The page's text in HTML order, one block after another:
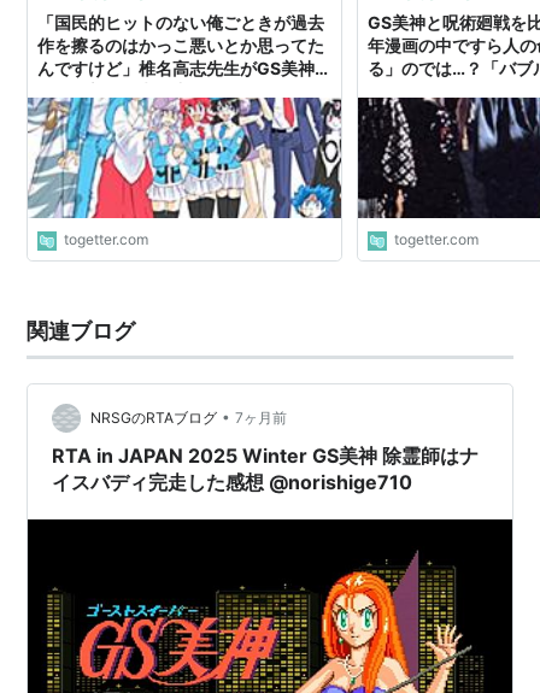
アニメーション制作：東映動画
製作：ABC(朝日放送)・ASATSU・東映
スーパービックリマン→GS美神→ママレード・ボーイ
GS美神 マンガ) 【ごーすとすいーぱーみかみ】
→GS美神極楽大作戦！！
「国民的ヒットのない俺ごときが過去
作を擦るのはかっこ悪いとか思ってた
んですけど」椎名高志先生がGS美神を
ヒットがないだと？」
togetter.com
GS美神と呪術廻戦を
年漫画の中ですら人
る」のでは…？「バブ
togetter.com
関連ブログ
NRSGのRTAブログ • 7ヶ月前
RTA in JAPAN 2025 Winter GS美神 除霊師はナ
イスバディ完走した感想 @norishige710